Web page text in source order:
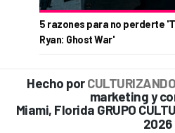
5 razones para no perderte
Ryan: Ghost War'
Hecho por
marketing y
Miami, Florida GRUPO
2026